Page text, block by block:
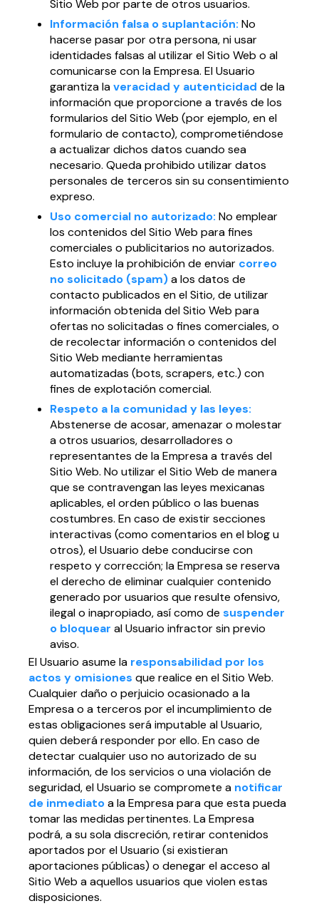
Sitio Web por parte de otros usuarios.
Información falsa o suplantación: No
hacerse pasar por otra persona, ni usar
identidades falsas al utilizar el Sitio Web o al
comunicarse con la Empresa. El Usuario
garantiza laveracidad y autenticidad de la
información que proporcione a través de los
formularios del Sitio Web (por ejemplo, en el
formulario de contacto), comprometiéndose
a actualizar dichos datos cuando sea
necesario. Queda prohibido utilizar datos
personales de terceros sin su consentimiento
expreso.
Uso comercial no autorizado: No emplear
los contenidos del Sitio Web para fines
comerciales o publicitarios no autorizados.
Esto incluye la prohibición de enviar correo
no solicitado (spam)a los datos de
contacto publicados en el Sitio, de utilizar
información obtenida del Sitio Web para
ofertas no solicitadas o fines comerciales, o
de recolectar información o contenidos del
Sitio Web mediante herramientas
automatizadas (bots, scrapers, etc.) con
fines de explotación comercial.
Respeto a la comunidad y las leyes:
Abstenerse de acosar, amenazar o molestar
a otros usuarios, desarrolladores o
representantes de la Empresa a través del
Sitio Web. No utilizar el Sitio Web de manera
que se contravengan las leyes mexicanas
aplicables, el orden público o las buenas
costumbres. En caso de existir secciones
interactivas (como comentarios en el blog u
otros), el Usuario debe conducirse con
respeto y corrección; la Empresa se reserva
el derecho de eliminar cualquier contenido
generado por usuarios que resulte ofensivo,
ilegal o inapropiado, así como de suspender
o bloquear al Usuario infractor sin previo
aviso.
El Usuario asume la responsabilidad por los
actos y omisiones que realice en el Sitio Web.
Cualquier daño o perjuicio ocasionado a la
Empresa o a terceros por el incumplimiento de
estas obligaciones será imputable al Usuario,
quien deberá responder por ello. En caso de
detectar cualquier uso no autorizado de su
información, de los servicios o una violación de
seguridad, el Usuario se compromete a notificar
de inmediatoa la Empresa para que esta pueda
tomar las medidas pertinentes. La Empresa
podrá, a su sola discreción, retirar contenidos
aportados por el Usuario (si existieran
aportaciones públicas) o denegar el acceso al
Sitio Web a aquellos usuarios que violen estas
disposiciones.